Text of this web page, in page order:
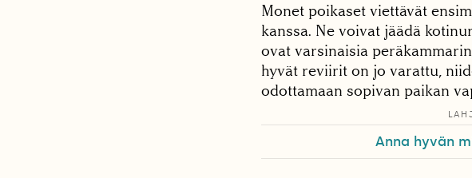
Monet poikaset viettävät
kanssa. Ne voivat jäädä
ovat varsinaisia
hyvät reviirit on jo varattu,
odottamaan sopivan paikan
Anna hyvän